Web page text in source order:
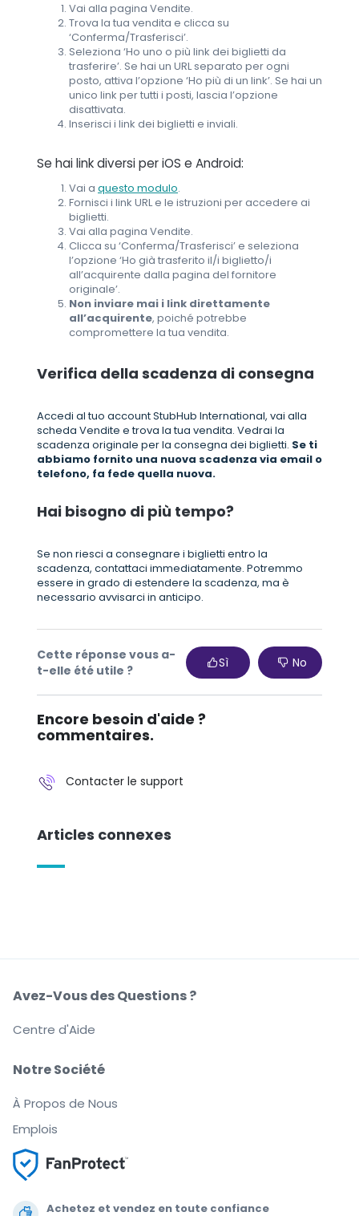
Vai alla pagina Vendite.
Trova la tua vendita e clicca su
‘Conferma/Trasferisci’.
Seleziona ‘Ho uno o più link dei biglietti da
trasferire’. Se hai un URL separato per ogni
posto, attiva l’opzione ‘Ho più di un link’. Se hai un
unico link per tutti i posti, lascia l’opzione
disattivata.
Inserisci i link dei biglietti e inviali.
Se hai link diversi per iOS e Android:
Vai a questo modulo.
Fornisci i link URL e le istruzioni per accedere ai
biglietti.
Vai alla pagina Vendite.
Clicca su ‘Conferma/Trasferisci’ e seleziona
l’opzione ‘Ho già trasferito il/i biglietto/i
all’acquirente dalla pagina del fornitore
originale’.
Non inviare mai i link direttamente
all’acquirente, poiché potrebbe
compromettere la tua vendita.
Verifica della scadenza di consegna
Accedi al tuo account StubHub International, vai alla
scheda Vendite e trova la tua vendita. Vedrai la
scadenza originale per la consegna dei biglietti. Se ti
abbiamo fornito una nuova scadenza via email o
telefono, fa fede quella nuova.
Hai bisogno di più tempo?
Se non riesci a consegnare i biglietti entro la
scadenza, contattaci immediatamente. Potremmo
essere in grado di estendere la scadenza, ma è
necessario avvisarci in anticipo.
Cette réponse vous a-
t-elle été utile ?
Sì No
Encore besoin d'aide ?
commentaires.
Contacter le support
Articles connexes
Achetez et vendez en toute confiance
Notre Société
À Propos de Nous
Emplois
Avez-Vous des Questions ?
Centre d'Aide